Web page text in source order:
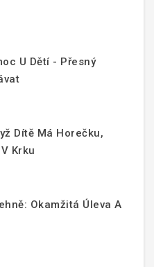
U Dětí - Přesný
Dítě Má Horečku,
Krku
Okamžitá Úleva A